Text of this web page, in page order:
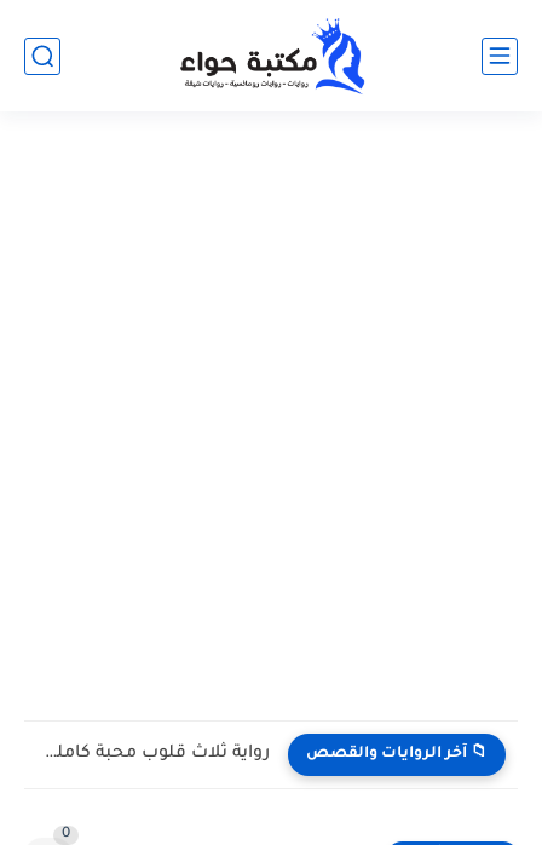
📁 آخر الروايات والقصص رواية ثلاث قلوب محبة كامله وحصريه بقلم ناهد خالد
0